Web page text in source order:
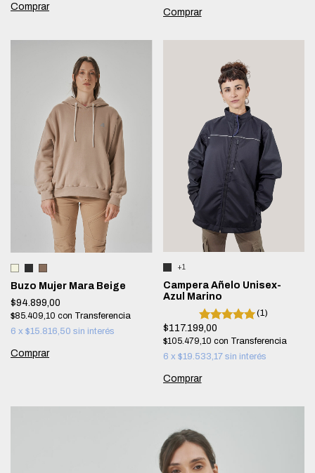
Comprar
Comprar
Buzo Mujer Mara Beige
$94.899,00
$85.409,10 con
6 x $15.816,50 sin interés
Comprar
+1
Campera Añelo Unisex-
Azul Marino
(1)
$117.199,00
$105.479,10 con
6 x $19.533,17 sin interés
Comprar